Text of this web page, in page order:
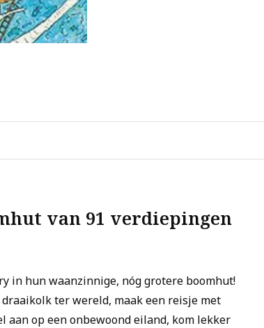
van 91 verdiepingen
in hun waanzinnige, nóg grotere boomhut!
ter wereld, maak een reisje met
aan op een onbewoond eiland, kom lekker